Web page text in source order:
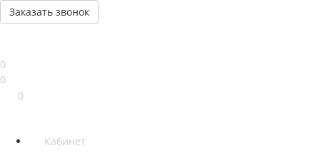
Заказать звонок
0
0
0
Кабинет